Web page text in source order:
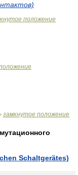
положение
замкнутое положение
Schaltgerätes)